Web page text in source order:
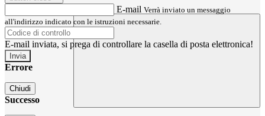
E-mail Verrà inviato un messaggio
all'indirizzo indicato con le istruzioni necessarie.
E-mail inviata, si prega di controllare la casella di posta elettronica!
Errore
Chiudi
Successo